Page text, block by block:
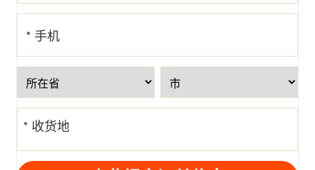
* 手机
号
* 收货地
址